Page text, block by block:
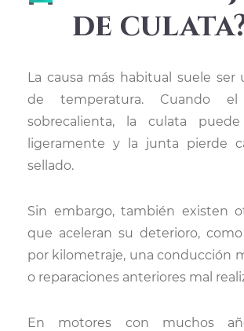
de
La causa más habitual suele ser
de temperatura. Cuando
sobrecalienta, la culata puede
ligeramente y la junta pierde
sellado.
Sin embargo, también existen
que aceleran su deterioro,
por kilometraje, una conducción
o reparaciones anteriores mal
En motores con muchos